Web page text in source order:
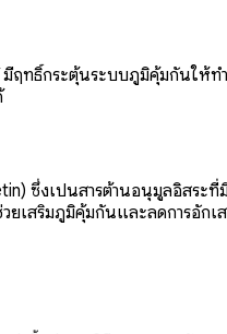
ฤทธิ์กระตุ้นระบบภูมิคุ้มกันให้ท
ซึ่งเป็นสารต้านอนุมูลอิสระที่
ยเสริมภูมิคุ้มกันและลดการอัก